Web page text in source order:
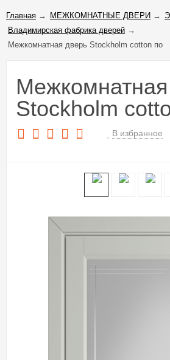
Главная → МЕЖКОМНАТНЫЕ ДВЕРИ →
Владимирская фабрика дверей →
Межкомнатная дверь Stockholm cotton по
Stockholm
В избранное